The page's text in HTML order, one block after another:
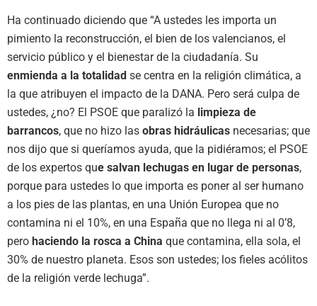
Ha continuado diciendo que “A ustedes les importa un
pimiento la reconstrucción, el bien de los valencianos, el
servicio público y el bienestar de la ciudadanía. Su
enmienda a la totalidad se centra en la religión climática, a
la que atribuyen el impacto de la DANA. Pero será culpa de
ustedes, ¿no? El PSOE que paralizó la limpieza de
barrancos, que no hizo las obras hidráulicas necesarias; que
nos dijo que si queríamos ayuda, que la pidiéramos; el PSOE
de los expertos que salvan lechugas en lugar de personas,
porque para ustedes lo que importa es poner al ser humano
a los pies de las plantas, en una Unión Europea que no
contamina ni el 10%, en una España que no llega ni al 0’8,
pero haciendo la rosca a China que contamina, ella sola, el
30% de nuestro planeta. Esos son ustedes; los fieles acólitos
de la religión verde lechuga”.